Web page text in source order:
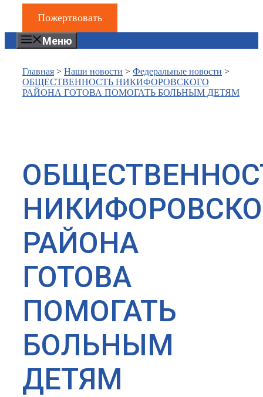
Пожертвовать
Меню
Главная > Наши новости > Федеральные новости >
ОБЩЕСТВЕННОСТЬ НИКИФОРОВСКОГО
РАЙОНА ГОТОВА ПОМОГАТЬ БОЛЬНЫМ ДЕТЯМ
РАЙОНА
ГОТОВА
ПОМОГАТЬ
БОЛЬНЫМ
ДЕТЯМ